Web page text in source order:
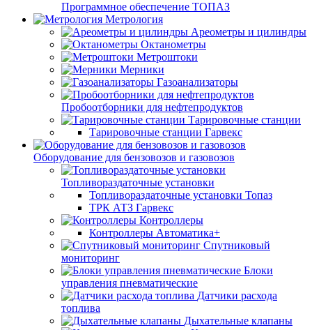
Программное обеспечение ТОПАЗ
Метрология
Ареометры и цилиндры
Октанометры
Метроштоки
Мерники
Газоанализаторы
Пробоотборники для нефтепродуктов
Тарировочные станции
Тарировочные станции Гарвекс
Оборудование для бензовозов и газовозов
Топливораздаточные установки
Топливораздаточные установки Топаз
ТРК АТЗ Гарвекс
Контроллеры
Контроллеры Автоматика+
Спутниковый
мониторинг
Блоки
управления пневматические
Датчики расхода
топлива
Дыхательные клапаны